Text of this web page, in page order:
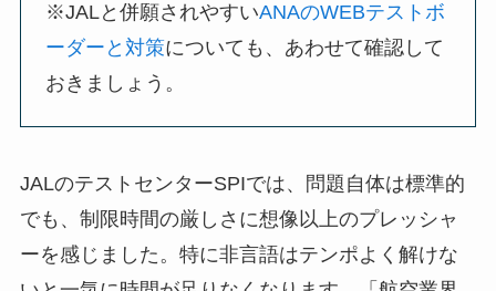
※JALと併願されやすいANAのWEBテストボ
ーダーと対策についても、あわせて確認して
おきましょう。
JALのテストセンターSPIでは、問題自体は標準的
でも、制限時間の厳しさに想像以上のプレッシャ
ーを感じました。特に非言語はテンポよく解けな